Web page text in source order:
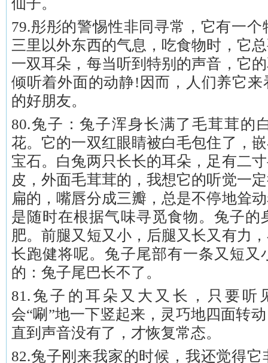
仙子。
79.彤彤的警惕性非同寻常，它有一
三里以外东西的气息，吃食物时，它
一双耳朵，每当听到特别的声音，它
倾听着外面的动静!因而，人们养它
的好朋友。
80.兔子：兔子浑身长满了毛茸茸的
花。它的一双红眼睛被白毛包住了，
宝石。白兔两只长长的耳朵，足有二
皮，外面毛茸茸的，我想它的听觉一
扁的，嘴唇分成三瓣，总是不停地耸
是随时在根据气味寻觅食物。兔子的
肥。前腿又短又小，后腿又长又有力
长跑健将呢。兔子尾部有一条又短又
的：兔子尾巴长不了。
81.兔子的耳朵又大又长，只要听
会“唰”地一下竖起来，灵巧地四面转
直到声音没有了，才恢复常态。
82.兔子刚来我家的时候，我还觉得